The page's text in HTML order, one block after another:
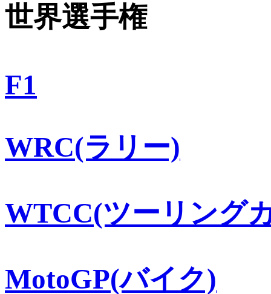
世界選手権
F1
WRC(ラリー)
WTCC(ツーリング
MotoGP(バイク)